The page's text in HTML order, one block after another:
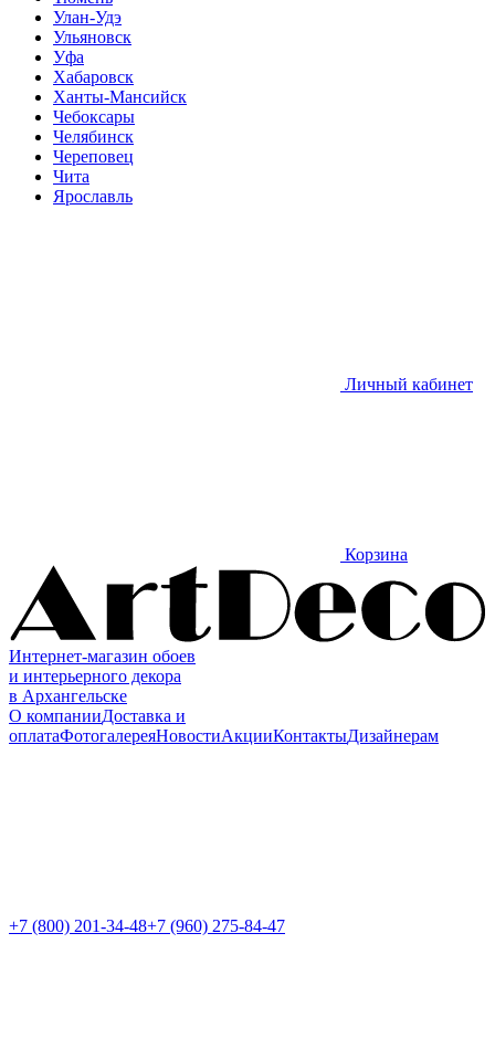
Улан-Удэ
Ульяновск
Уфа
Хабаровск
Ханты-Мансийск
Чебоксары
Челябинск
Череповец
Чита
Ярославль
Личный кабинет
Корзина
Интернет-магазин обоев
и интерьерного декора
в Архангельске
О компанииДоставка и
оплатаФотогалереяНовостиАкцииКонтактыДизайнерам
+7 (800) 201-34-48+7 (960) 275-84-47